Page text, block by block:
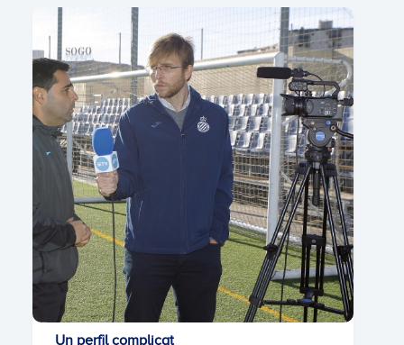
Un perfil complicat